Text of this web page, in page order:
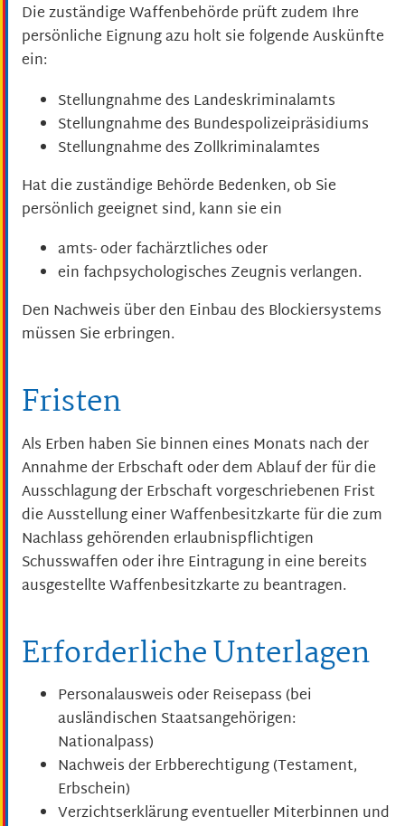
Die zuständige Waffenbehörde prüft zudem Ihre
persönliche Eignung azu holt sie folgende Auskünfte
ein:
Stellungnahme des Landeskriminalamts
Stellungnahme des Bundespolizeipräsidiums
Stellungnahme des Zollkriminalamtes
Hat die zuständige Behörde Bedenken, ob Sie
persönlich geeignet sind, kann sie ein
amts- oder fachärztliches oder
ein fachpsychologisches Zeugnis verlangen.
Den Nachweis über den Einbau des Blockiersystems
müssen Sie erbringen.
Fristen
Als Erben haben Sie binnen eines Monats nach der
Annahme der Erbschaft oder dem Ablauf der für die
Ausschlagung der Erbschaft vorgeschriebenen Frist
die Ausstellung einer Waffenbesitzkarte für die zum
Nachlass gehörenden erlaubnispflichtigen
Schusswaffen oder ihre Eintragung in eine bereits
ausgestellte Waffenbesitzkarte zu beantragen.
Erforderliche Unterlagen
Personalausweis oder Reisepass (bei
ausländischen Staatsangehörigen:
Nationalpass)
Nachweis der Erbberechtigung (Testament,
Erbschein)
Verzichtserklärung eventueller Miterbinnen und